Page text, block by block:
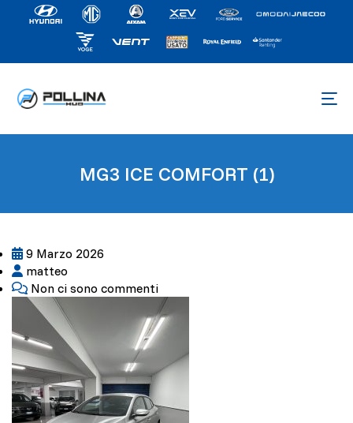
MG3 ICE COMFORT (1)
9 Marzo 2026
matteo
Non ci sono commenti